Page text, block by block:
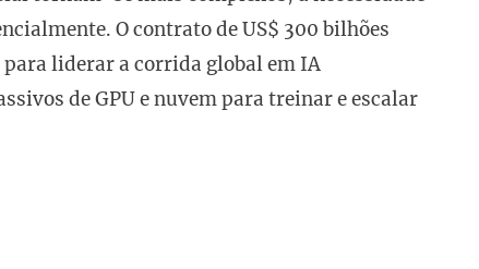
O contrato de US$ 300 bilhões
para liderar a corrida global em IA
de GPU e nuvem para treinar e escalar